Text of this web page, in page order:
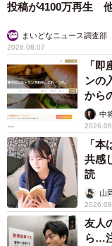
投稿が4100万再生
まいどなニュース調査部
2026.08.07
「
ンの
から
中
「
共感
読 「
山
友人
ら…